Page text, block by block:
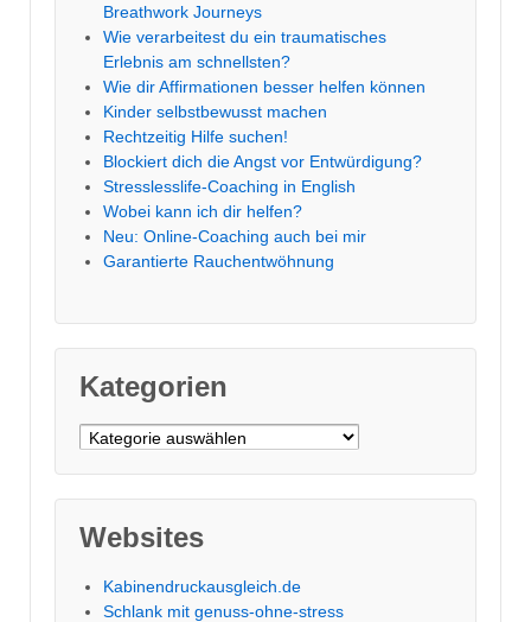
Breathwork Journeys
Wie verarbeitest du ein traumatisches
Erlebnis am schnellsten?
Wie dir Affirmationen besser helfen können
Kinder selbstbewusst machen
Rechtzeitig Hilfe suchen!
Blockiert dich die Angst vor Entwürdigung?
Stresslesslife-Coaching in English
Wobei kann ich dir helfen?
Neu: Online-Coaching auch bei mir
Garantierte Rauchentwöhnung
Kategorien
Kategorien
Websites
Kabinendruckausgleich.de
Schlank mit genuss-ohne-stress